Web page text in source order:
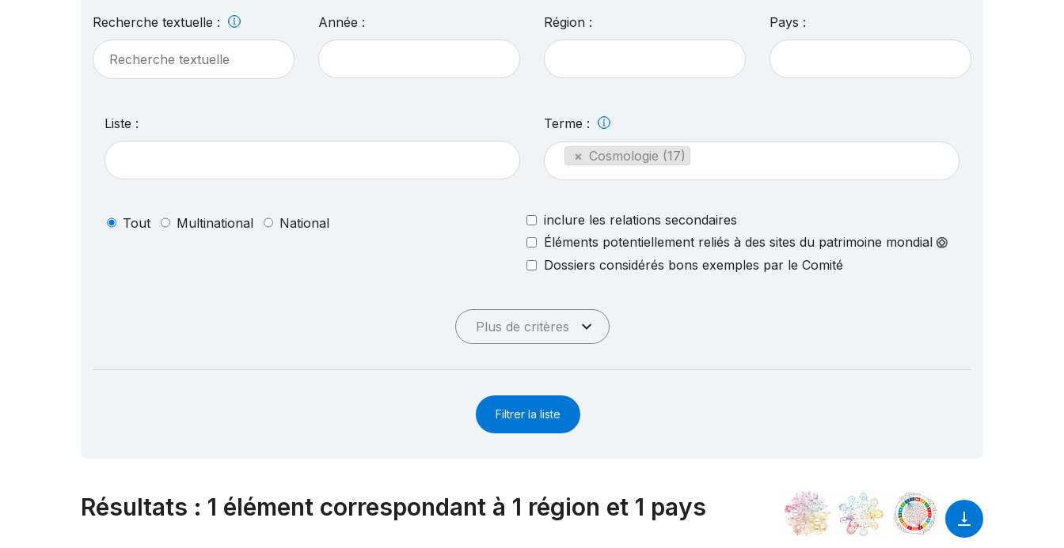
Recherche textuelle : Année : Région : Pays :
Liste : Terme :
× Cosmologie (17)
Tout Multinational National
inclure les relations secondaires
Éléments potentiellement reliés à des sites du patrimoine mondial
Dossiers considérés bons exemples par le Comité
Plus de critères
Filtrer la liste
Résultats : 1 élément correspondant à 1 région et 1 pays